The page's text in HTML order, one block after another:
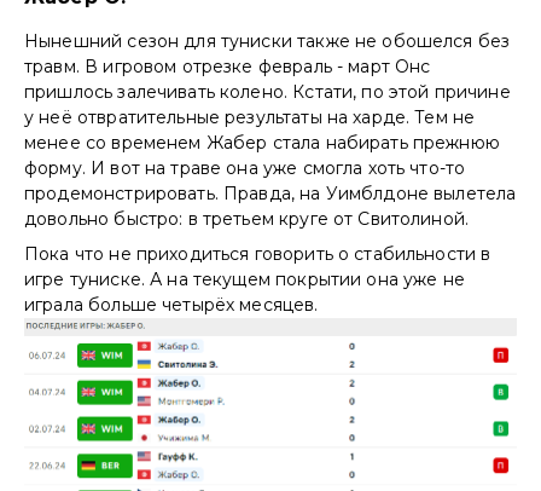
Нынешний сезон для туниски также не обошелся без
травм. В игровом отрезке февраль - март Онс
пришлось залечивать колено. Кстати, по этой причине
у неё отвратительные результаты на харде. Тем не
менее со временем Жабер стала набирать прежнюю
форму. И вот на траве она уже смогла хоть что-то
продемонстрировать. Правда, на Уимблдоне вылетела
довольно быстро: в третьем круге от Свитолиной.
Пока что не приходиться говорить о стабильности в
игре туниске. А на текущем покрытии она уже не
играла больше четырёх месяцев.